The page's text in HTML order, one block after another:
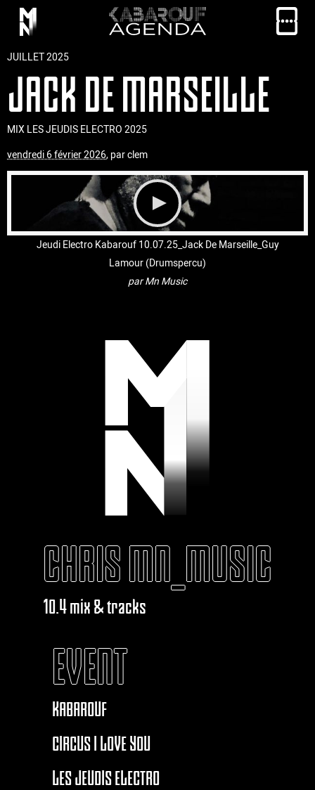
JUILLET 2025
JACK DE MARSEILLE
MIX LES JEUDIS ELECTRO 2025
vendredi 6 février 2026, parclem
Jeudi Electro Kabarouf 10.07.25_Jack De Marseille_Guy
Lamour (Drumspercu)
parMn Music
CHRIS MN_MUSIC
10.4 mix & tracks
EVENT
KABAROUF
CIRCUS I LOVE YOU
LES JEUDIS ELECTRO